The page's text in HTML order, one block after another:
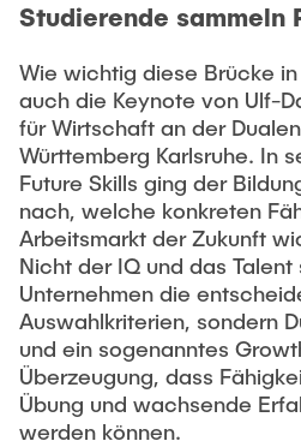
LearnING Center
Lehre im europäischen
WorkINGLab / Makerspace
Institute im Überblick
Studierende sammeln
Wie wichtig diese Brücke
auch die Keynote von Ulf-
für Wirtschaft an der
Württemberg Karlsruhe. In
Future Skills ging der
nach, welche konkreten
Arbeitsmarkt der Zukunft
Nicht der IQ und das Talent
Unternehmen die
Auswahlkriterien, sondern
und ein sogenanntes
Überzeugung, dass
Übung und wachsende
werden können.